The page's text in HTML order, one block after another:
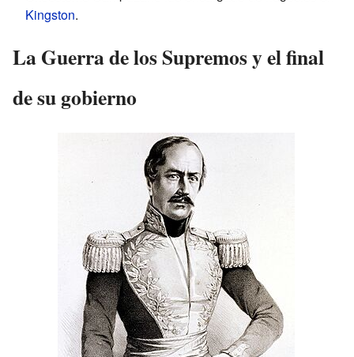
Kingston.
La Guerra de los Supremos y el final
de su gobierno